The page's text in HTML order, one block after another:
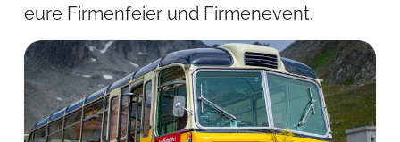
eure Firmenfeier und Firmenevent.